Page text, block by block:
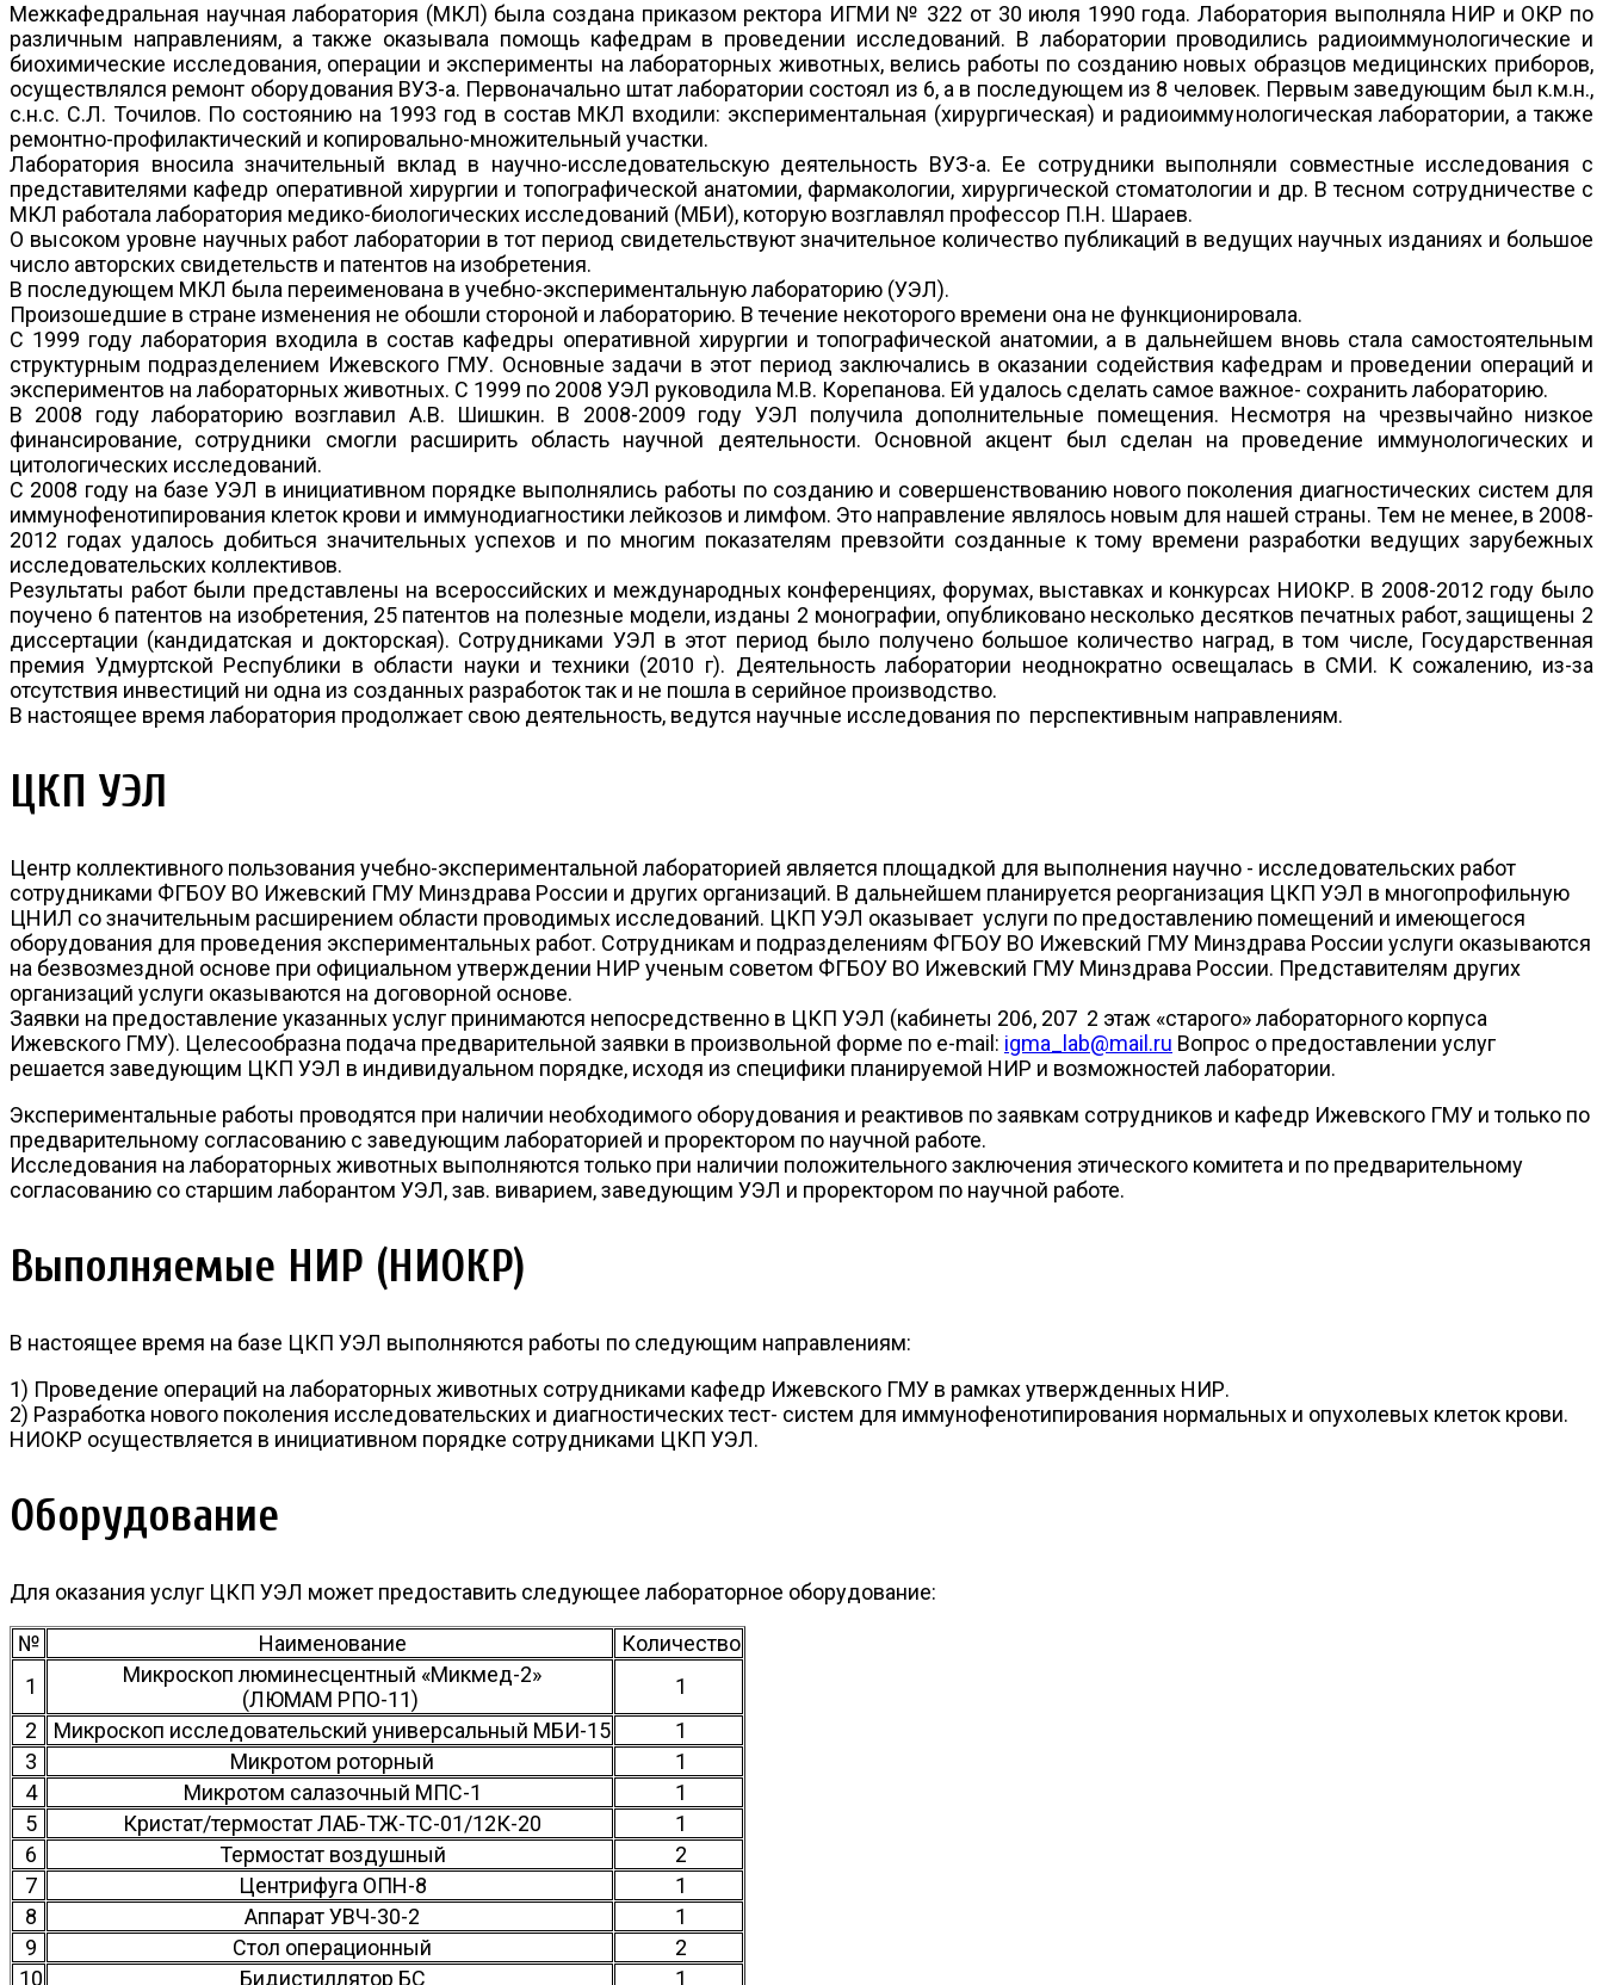
Межкафедральная научная лаборатория (МКЛ) была создана приказом ректора ИГМИ № 322 от 30 июля 1990 года. Лаборатория выполняла НИР и ОКР по
различным направлениям, а также оказывала помощь кафедрам в проведении исследований. В лаборатории проводились радиоиммунологические и
биохимические исследования, операции и эксперименты на лабораторных животных, велись работы по созданию новых образцов медицинских приборов,
осуществлялся ремонт оборудования ВУЗ-а. Первоначально штат лаборатории состоял из 6, а в последующем из 8 человек. Первым заведующим был к.м.н.,
с.н.с. С.Л. Точилов. По состоянию на 1993 год в состав МКЛ входили: экспериментальная (хирургическая) и радиоиммунологическая лаборатории, а также
ремонтно-профилактический и копировально-множительный участки.
Лаборатория вносила значительный вклад в научно-исследовательскую деятельность ВУЗ-а. Ее сотрудники выполняли совместные исследования с
представителями кафедр оперативной хирургии и топографической анатомии, фармакологии, хирургической стоматологии и др. В тесном сотрудничестве с
МКЛ работала лаборатория медико-биологических исследований (МБИ), которую возглавлял профессор П.Н. Шараев.
О высоком уровне научных работ лаборатории в тот период свидетельствуют значительное количество публикаций в ведущих научных изданиях и большое
число авторских свидетельств и патентов на изобретения.
В последующем МКЛ была переименована в учебно-экспериментальную лабораторию (УЭЛ).
Произошедшие в стране изменения не обошли стороной и лабораторию. В течение некоторого времени она не функционировала.
С 1999 году лаборатория входила в состав кафедры оперативной хирургии и топографической анатомии, а в дальнейшем вновь стала самостоятельным
структурным подразделением Ижевского ГМУ. Основные задачи в этот период заключались в оказании содействия кафедрам и проведении операций и
экспериментов на лабораторных животных. С 1999 по 2008 УЭЛ руководила М.В. Корепанова. Ей удалось сделать самое важное- сохранить лабораторию.
В 2008 году лабораторию возглавил А.В. Шишкин. В 2008-2009 году УЭЛ получила дополнительные помещения. Несмотря на чрезвычайно низкое
финансирование, сотрудники смогли расширить область научной деятельности. Основной акцент был сделан на проведение иммунологических и
цитологических исследований.
С 2008 году на базе УЭЛ в инициативном порядке выполнялись работы по созданию и совершенствованию нового поколения диагностических систем для
иммунофенотипирования клеток крови и иммунодиагностики лейкозов и лимфом. Это направление являлось новым для нашей страны. Тем не менее, в 2008-
2012 годах удалось добиться значительных успехов и по многим показателям превзойти созданные к тому времени разработки ведущих зарубежных
исследовательских коллективов.
Результаты работ были представлены на всероссийских и международных конференциях, форумах, выставках и конкурсах НИОКР. В 2008-2012 году было
поучено 6 патентов на изобретения, 25 патентов на полезные модели, изданы 2 монографии, опубликовано несколько десятков печатных работ, защищены 2
диссертации (кандидатская и докторская). Сотрудниками УЭЛ в этот период было получено большое количество наград, в том числе, Государственная
премия Удмуртской Республики в области науки и техники (2010 г). Деятельность лаборатории неоднократно освещалась в СМИ. К сожалению, из-за
отсутствия инвестиций ни одна из созданных разработок так и не пошла в серийное производство.
В настоящее время лаборатория продолжает свою деятельность, ведутся научные исследования по перспективным направлениям.
ЦКП УЭЛ
Центр коллективного пользования учебно-экспериментальной лабораторией является площадкой для выполнения научно - исследовательских работ
сотрудниками ФГБОУ ВО Ижевский ГМУ Минздрава России и других организаций. В дальнейшем планируется реорганизация ЦКП УЭЛ в многопрофильную
ЦНИЛ со значительным расширением области проводимых исследований. ЦКП УЭЛ оказывает услуги по предоставлению помещений и имеющегося
оборудования для проведения экспериментальных работ. Сотрудникам и подразделениям ФГБОУ ВО Ижевский ГМУ Минздрава России услуги оказываются
на безвозмездной основе при официальном утверждении НИР ученым советом ФГБОУ ВО Ижевский ГМУ Минздрава России. Представителям других
организаций услуги оказываются на договорной основе.
Заявки на предоставление указанных услуг принимаются непосредственно в ЦКП УЭЛ (кабинеты 206, 207 2 этаж «старого» лабораторного корпуса
Ижевского ГМУ). Целесообразна подача предварительной заявки в произвольной форме по e-mail: igma_lab@mail.ru Вопрос о предоставлении услуг
решается заведующим ЦКП УЭЛ в индивидуальном порядке, исходя из специфики планируемой НИР и возможностей лаборатории.
Экспериментальные работы проводятся при наличии необходимого оборудования и реактивов по заявкам сотрудников и кафедр Ижевского ГМУ и только по
предварительному согласованию с заведующим лабораторией и проректором по научной работе.
Исследования на лабораторных животных выполняются только при наличии положительного заключения этического комитета и по предварительному
согласованию со старшим лаборантом УЭЛ, зав. виварием, заведующим УЭЛ и проректором по научной работе.
Выполняемые НИР (НИОКР)
В настоящее время на базе ЦКП УЭЛ выполняются работы по следующим направлениям:
1) Проведение операций на лабораторных животных сотрудниками кафедр Ижевского ГМУ в рамках утвержденных НИР.
2) Разработка нового поколения исследовательских и диагностических тест- систем для иммунофенотипирования нормальных и опухолевых клеток крови.
НИОКР осуществляется в инициативном порядке сотрудниками ЦКП УЭЛ.
Оборудование
Для оказания услуг ЦКП УЭЛ может предоставить следующее лабораторное оборудование:
№ Наименование
Количество
1
Микроскоп люминесцентный «Микмед-2»
(ЛЮМАМ РПО-11)
1
2
Микроскоп исследовательский универсальный МБИ-15
1
3
Микротом роторный
1
4
Микротом салазочный МПС-1
1
5
Кристат/термостат ЛАБ-ТЖ-ТС-01/12К-20
1
6
Термостат воздушный
2
7
Центрифуга ОПН-8
1
8
Аппарат УВЧ-30-2
1
9
Стол операционный
2
10
Бидистиллятор БС 1